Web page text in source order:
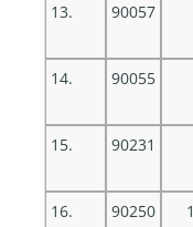
13.
90057
14.
90055
15.
90231
16.
90250